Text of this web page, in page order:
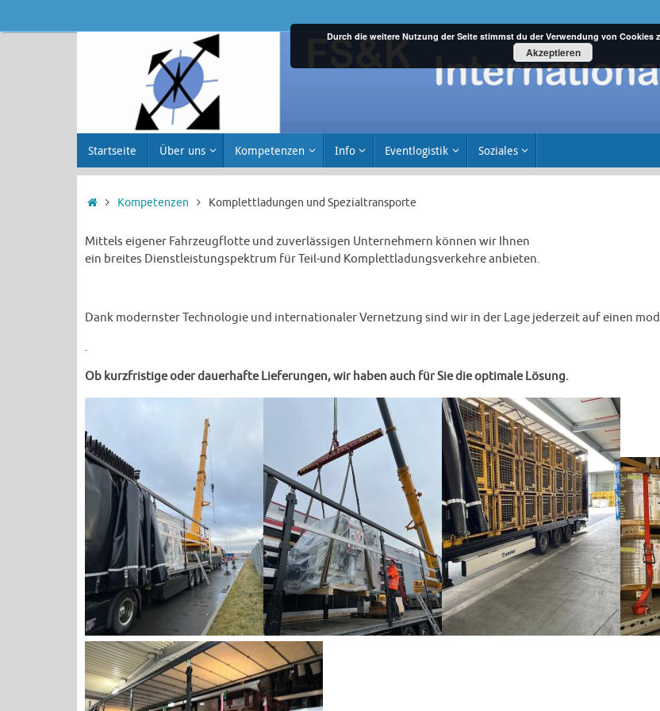
Inhalt
springen
Startseite Über uns Kompetenzen Info Eventlogistik Soziales
Startseite
Kompetenzen Komplettladungen und Spezialtransporte
Mittels eigener Fahrzeugflotte und zuverlässigen Unternehmern können wir Ihnen
ein breites Dienstleistungspektrum für Teil-und Komplettladungsverkehre anbieten.
Dank modernster Technologie und internationaler Vernetzung sind wir in der Lage jederzeit auf einen
.
Ob kurzfristige oder dauerhafte Lieferungen, wir haben auch für Sie die optimale Lösung.
Durch die weitere Nutzung der Seite stimmst du der Verwendung von Cookies
Akzeptieren